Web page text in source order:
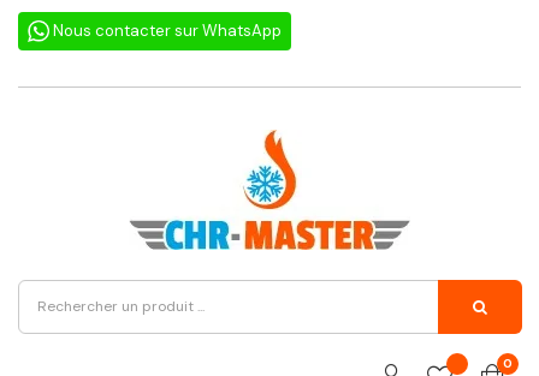
Nous contacter sur WhatsApp
0